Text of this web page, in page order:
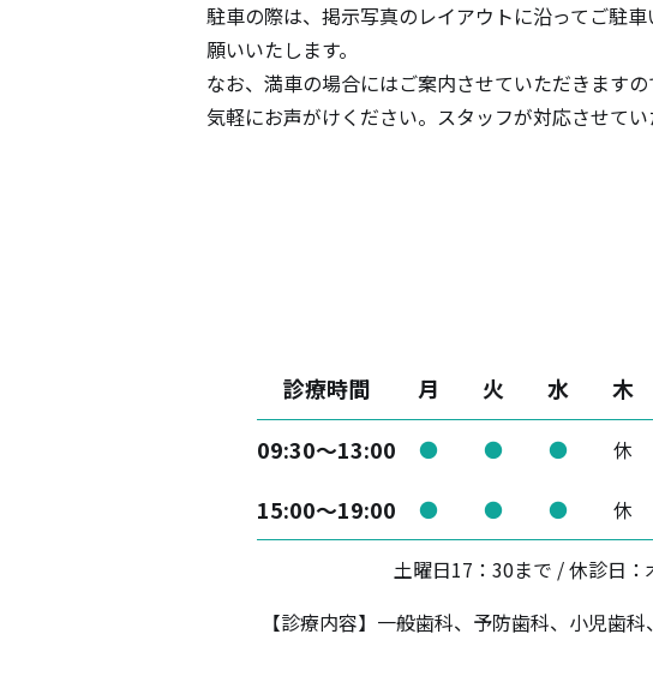
駐車の際は、掲示写真のレイアウトに沿ってご駐
願いいたします。
なお、満車の場合にはご案内させていただきます
気軽にお声がけください。スタッフが対応させてい
診療時間 月 火 水 木
09:30～13:00
● ● ● 休
15:00～19:00 ● ● ● 休
土曜日17：30まで / 休診日：
【診療内容】一般歯科、予防歯科、小児歯科、